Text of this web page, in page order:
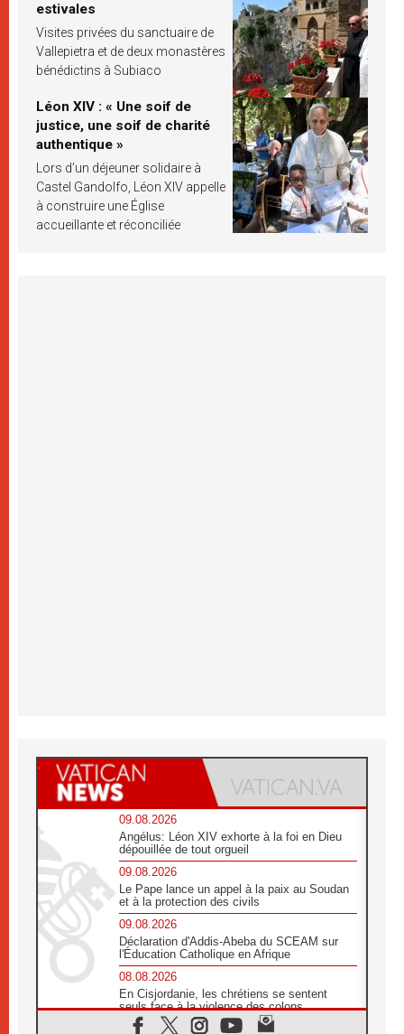
estivales
Visites privées du sanctuaire de
Vallepietra et de deux monastères
bénédictins à Subiaco
Léon XIV : « Une soif de
justice, une soif de charité
authentique »
Lors d’un déjeuner solidaire à
Castel Gandolfo, Léon XIV appelle
à construire une Église
accueillante et réconciliée
09.08.2026
Angélus: Léon XIV exhorte à la foi en Dieu
dépouillée de tout orgueil
09.08.2026
Le Pape lance un appel à la paix au Soudan
et à la protection des civils
09.08.2026
Déclaration d'Addis-Abeba du SCEAM sur
l'Éducation Catholique en Afrique
08.08.2026
En Cisjordanie, les chrétiens se sentent
seuls face à la violence des colons
08.08.2026